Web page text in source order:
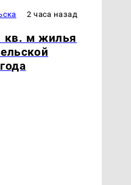
2 часа назад
кв. м жилья